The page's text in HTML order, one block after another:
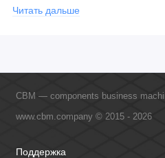
Читать дальше
CBM — components business
www.cbm.company © 2015 - 2026
Поддержка